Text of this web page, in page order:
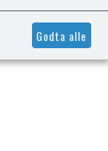
Godta alle